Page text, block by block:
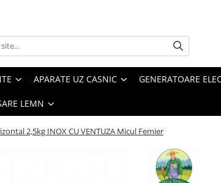
APARATE UZ CASNIC GENERATOARE
LEMN
2,5kg INOX CU VENTUZA Micul Femier